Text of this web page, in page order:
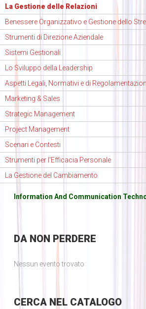
La Gestione delle Relazioni
Benessere Organizzativo e Gestione dello
Strumenti di Direzione Aziendale
Sistemi Gestionali
Lo Sviluppo della Leadership
Aspetti Legali, Normativi e di
Marketing & Sales
Strategic Management
Project Management
Scenari e Contesti
Strumenti per l'Efficacia Personale
La Gestione del Cambiamento
Information And Communication
DANON PERDERE
Nessun evento trovato
CERCANEL CATALOGO